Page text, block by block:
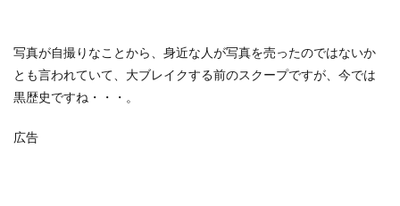
写真が自撮りなことから、身近な人が写真を売ったのではないか
とも言われていて、大ブレイクする前のスクープですが、今では
黒歴史ですね・・・。
広告